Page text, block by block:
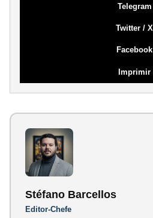
Telegram
Twitter / X
Facebook
Imprimir
Stéfano Barcellos
Editor-Chefe